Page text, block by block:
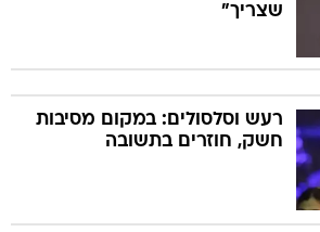
שצריך"
רעש וסלסולים: במקום מסיבות
חשק, חוזרים בתשובה